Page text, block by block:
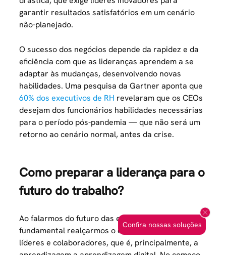
Confira nossas soluções
garantir resultados satisfatórios em um cenário
não-planejado.
O sucesso dos negócios depende da rapidez e da
eficiência com que as lideranças aprendem a se
adaptar às mudanças, desenvolvendo novas
habilidades. Uma pesquisa da Gartner aponta que
60% dos executivos de RH revelaram que os CEOs
desejam dos funcionários habilidades necessárias
para o período pós-pandemia — que não será um
retorno ao cenário normal, antes da crise.
Como preparar a liderança para o
futuro do trabalho?
Ao falarmos do futuro das empresas, é
fundamental realçarmos o desenvolvimento dos
líderes e colaboradores, que é, principalmente, a